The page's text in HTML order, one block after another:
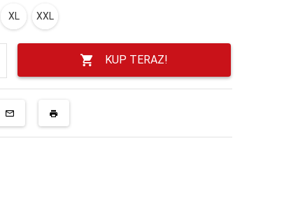
XL XXL
KUP TERAZ!